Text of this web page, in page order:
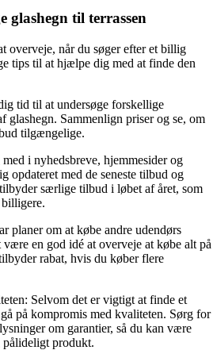
glashegn til terrassen
overveje, når du søger efter et billig
tips til at hjælpe dig med at finde den
tid til at undersøge forskellige
glashegn. Sammenlign priser og se, om
tilgængelige.
i nyhedsbreve, hjemmesider og
opdateret med de seneste tilbud og
særlige tilbud i løbet af året, som
planer om at købe andre udendørs
en god idé at overveje at købe alt på
rabat, hvis du køber flere
Selvom det er vigtigt at finde et
på kompromis med kvaliteten. Sørg for
om garantier, så du kan være
pålideligt produkt.